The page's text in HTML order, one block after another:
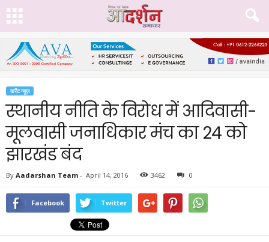
करेंट न्यूज़
स्थानीय नीति के विरोध में आदिवासी-
मूलवासी जनाधिकार मंच का 24 को
झारखंड बंद
By Aadarshan Team - April 14, 2016 3462 0
Facebook Twitter